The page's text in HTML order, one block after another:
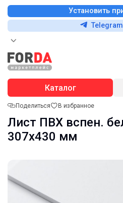
Установить
Каталог
Поделиться В избранное
Лист ПВХ вспен.
307х430 мм